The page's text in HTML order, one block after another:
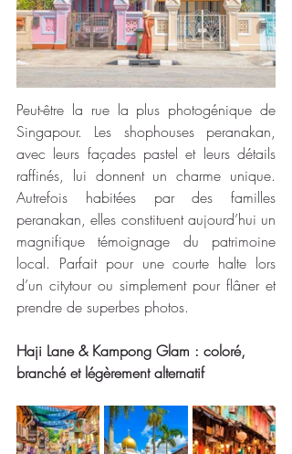
Peut-être la rue la plus photogénique de
Singapour. Les shophouses peranakan,
avec leurs façades pastel et leurs détails
raffinés, lui donnent un charme unique.
Autrefois habitées par des familles
peranakan, elles constituent aujourd’hui un
magnifique témoignage du patrimoine
local. Parfait pour une courte halte lors
d’un citytour ou simplement pour flâner et
prendre de superbes photos.
Haji Lane & Kampong Glam : coloré,
branché et légèrement alternatif